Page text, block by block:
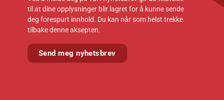
til at dine opplysninger blir lagret for å kunne sende
deg forespurt innhold. Du kan når som helst trekke
tilbake denne aksepten.